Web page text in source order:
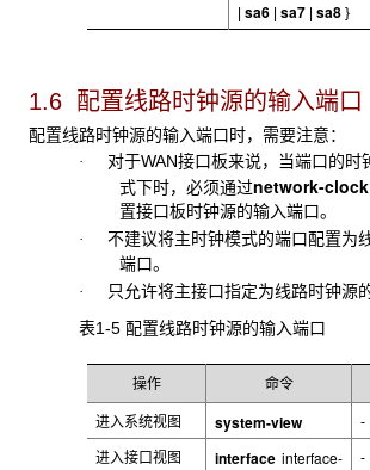
sa6 sa7 sa8}
1.6 配置线路时钟源的输入端口
配置线路时钟源的输入端口时，需要注意：
· 对于WAN接口板来说，当端口的时
式下时，必须通过network-
置接口板时钟源的输入端口。
· 不建议将主时钟模式的端口配置为
端口。
· 只允许将主接口指定为线路时钟源的
表1-5 配置线路时钟源的输入端口
操作 命令
进入系统视图 system-view -
进入接口视图 interface interface-
-